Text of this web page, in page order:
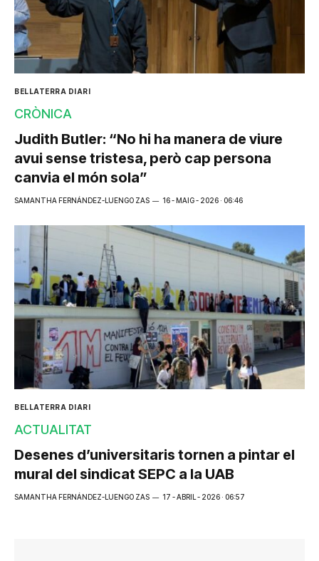
BELLATERRA DIARI
CRÒNICA
Judith Butler: “No hi ha manera de viure
avui sense tristesa, però cap persona
canvia el món sola”
SAMANTHA FERNÁNDEZ-LUENGO ZAS 16 - MAIG - 2026 · 06:46
BELLATERRA DIARI
ACTUALITAT
Desenes d’universitaris tornen a pintar el
mural del sindicat SEPC a la UAB
SAMANTHA FERNÁNDEZ-LUENGO ZAS 17 - ABRIL - 2026 · 06:57